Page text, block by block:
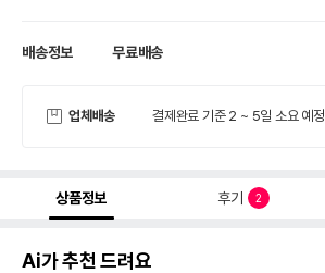
배송정보 무료배송
업체배송 결제완료 기준 2 ~ 5일 소요 예정
상품정보 후기 2
Ai가 추천 드려요